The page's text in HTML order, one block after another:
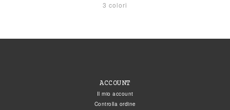
3 colori
ACCOUNT
Il mio account
Controlla ordine